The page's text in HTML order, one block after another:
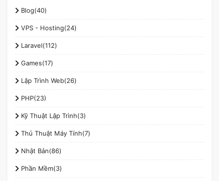
Blog(40)
VPS - Hosting(24)
Laravel(112)
Games(17)
Lập Trình Web(26)
PHP(23)
Kỹ Thuật Lập Trình(3)
Thủ Thuật Máy Tính(7)
Nhật Bản(86)
Phần Mềm(3)